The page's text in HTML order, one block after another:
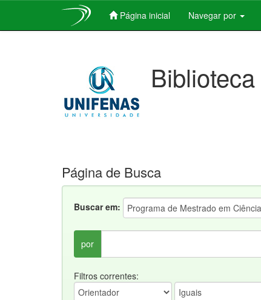
Página inicial Navegar por
Página de Busca
Buscar em:
por
Filtros correntes: